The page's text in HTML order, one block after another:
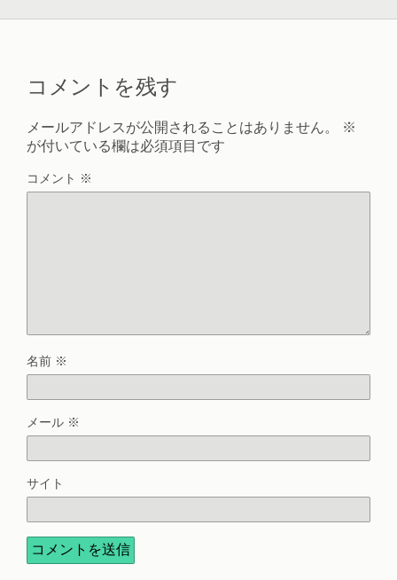
コメントを残す
メールアドレスが公開されることはありません。
※
が付いている欄は必須項目です
コメント ※
名前 ※
メール ※
サイト